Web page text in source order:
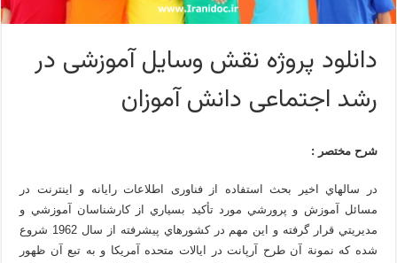
دانلود پروژه نقش وسایل آموزشی در
رشد اجتماعی دانش آموزان
شرح مختصر :
در سالهاي اخير بحث استفاده از فناوری اطلاعات رایانه و اينترنت در
مسائل آموزش و پرورشي مورد تأكيد بسياري از كارشناسان آموزشي و
مديريتي قرار گرفته و اين مهم در كشورهاي پيشرفته از سال 1962 شروع
شده كه نمونة آن طرح آرپانت در ايالات متحده آمريكا و به تبع آن ظهور